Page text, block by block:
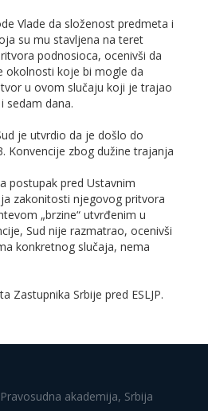
Vlade da složenost predmeta i
su mu stavlјena na teret
podnosioca, ocenivši da
okolnosti koje bi mogle da
u ovom slučaju koji je trajao
sedam dana.
je utvrdio da je došlo do
Konvencije zbog dužine trajanja
postupak pred Ustavnim
zakonitosti njegovog pritvora
„brzine“ utvrđenim u
Sud nije razmatrao, ocenivši
konkretnog slučaja, nema
Zastupnika Srbije pred ESLJP.
akademija, Srbija